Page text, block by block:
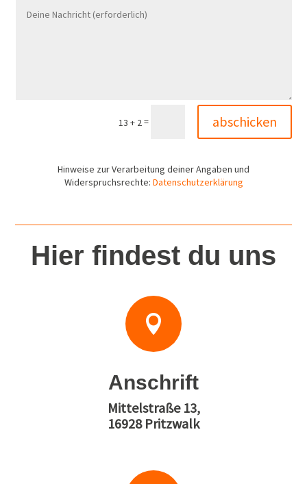
13 + 2= abschicken
Hinweise zur Verarbeitung deiner Angaben und
Widerspruchsrechte: Datenschutzerklärung
Hier findest du uns

Anschrift
Mittelstraße 13,
16928 Pritzwalk